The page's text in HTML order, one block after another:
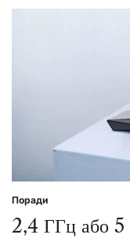
Posted
in
Поради
2,4 ГГц або 5